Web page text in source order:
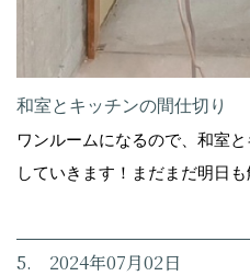
和室とキッチンの間仕切り
ワンルームになるので、和室
していきます！まだまだ明日
5. 2024年07月02日